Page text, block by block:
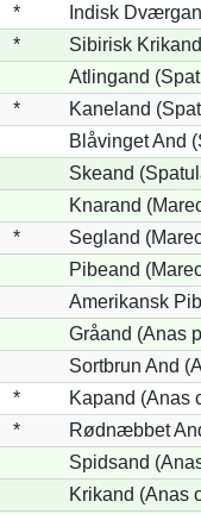
*
Indisk
*
Sibirisk
Atlingand
*
Kaneland
Blåvinget And
Skeand
Knarand
*
Segland
Pibeand
Amerikansk
Gråand (Anas
Sortbrun And
*
Kapand (Anas
*
Rødnæbbet
Spidsand
Krikand (Anas